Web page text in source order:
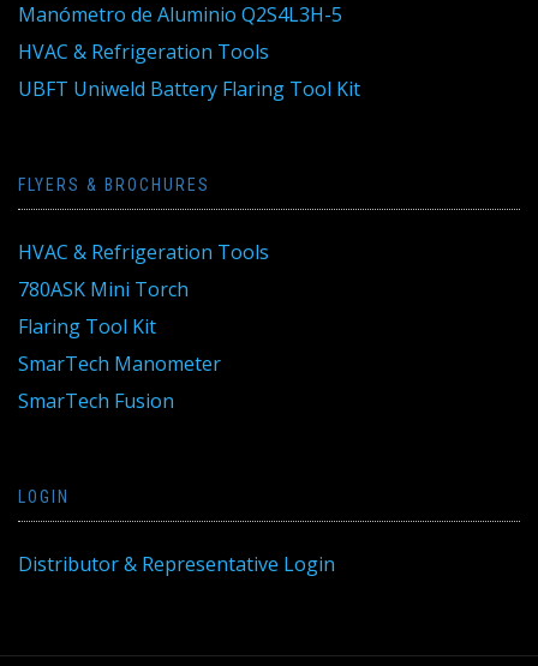
Manómetro de Aluminio Q2S4L3H-5
HVAC & Refrigeration Tools
UBFT Uniweld Battery Flaring Tool Kit
FLYERS & BROCHURES
HVAC & Refrigeration Tools
780ASK Mini Torch
Flaring Tool Kit
SmarTech Manometer
SmarTech Fusion
LOGIN
Distributor & Representative Login